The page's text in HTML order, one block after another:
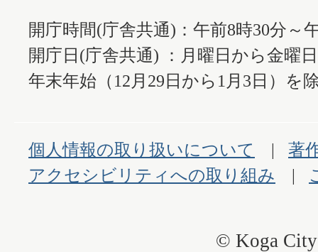
開庁時間(庁舎共通)：午前8時30分～
開庁日(庁舎共通) ：月曜日から金曜
年末年始（12月29日から1月3日）を
個人情報の取り扱いについて
著
アクセシビリティへの取り組み
© Koga City